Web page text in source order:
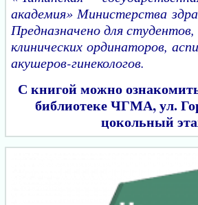
академия» Министерства
Предназначено для
клинических ординаторов,
акушеров-гинекологов.
С книгой можно
библиотеке ЧГМА, ул.
цокольный